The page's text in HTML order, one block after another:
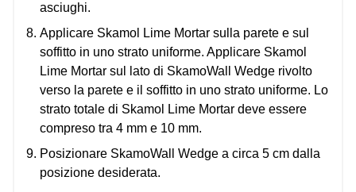
asciughi.
Applicare Skamol Lime Mortar sulla parete e sul
soffitto in uno strato uniforme. Applicare Skamol
Lime Mortar sul lato di SkamoWall Wedge rivolto
verso la parete e il soffitto in uno strato uniforme. Lo
strato totale di Skamol Lime Mortar deve essere
compreso tra 4 mm e 10 mm.
Posizionare SkamoWall Wedge a circa 5 cm dalla
posizione desiderata.